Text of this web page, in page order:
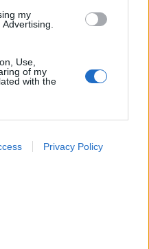
my
Use,
of my
with the
Privacy Policy